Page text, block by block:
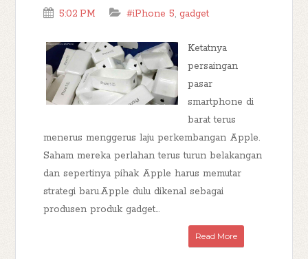
5:02 PM #iPhone 5,gadget
Ketatnya
persaingan
pasar
smartphone di
barat terus
menerus menggerus laju perkembangan Apple.
Saham mereka perlahan terus turun belakangan
dan sepertinya pihak Apple harus memutar
strategi baru.Apple dulu dikenal sebagai
produsen produk gadget...
Read More